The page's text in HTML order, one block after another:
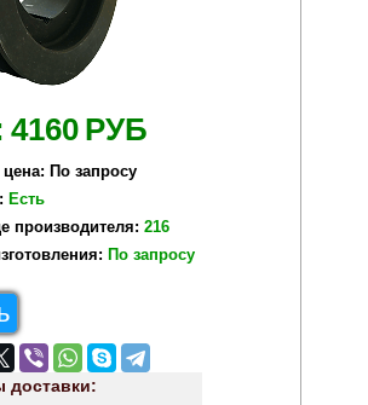
4160 РУБ
цена: По запросу
Есть
производителя: 216
По запросу
доставки: